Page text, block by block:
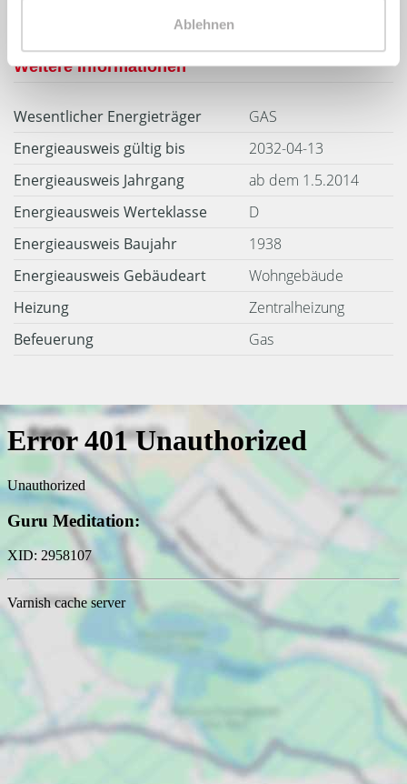
Ablehnen
Weitere Informationen
Wesentlicher Energieträger
GAS
Energieausweis gültig bis
2032-04-13
Energieausweis Jahrgang
ab dem 1.5.2014
Energieausweis Werteklasse
D
Energieausweis Baujahr
1938
Energieausweis Gebäudeart
Wohngebäude
Heizung
Zentralheizung
Befeuerung
Gas